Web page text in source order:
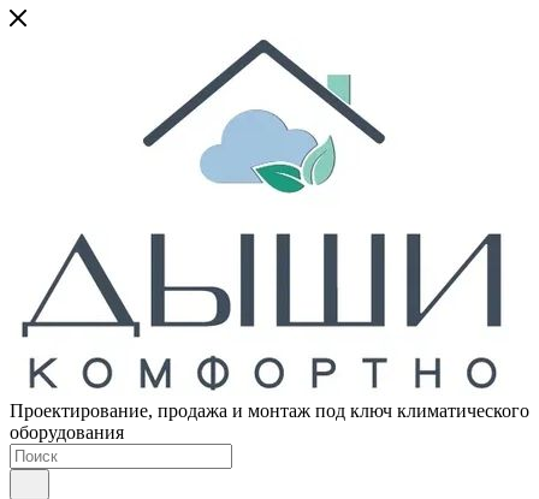
Проектирование, продажа и монтаж под ключ климатического
оборудования